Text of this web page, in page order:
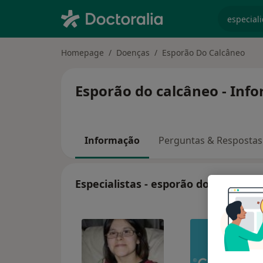
Homepage Doenças Esporão Do Calcâneo
Esporão do calcâneo -
Informação Perguntas & Respostas
Especialistas - esporão do calcâneo